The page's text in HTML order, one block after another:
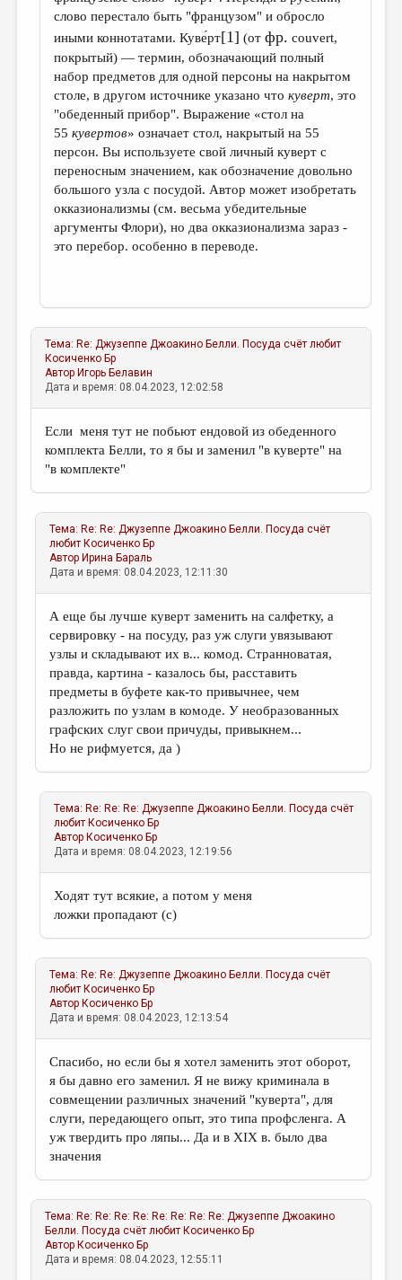
слово перестало быть "французом" и обросло
иными коннотатами. Куве́рт[1] (отфр. couvert,
покрытый) — термин, обозначающий полный
набор предметов для одной персоны на накрытом
столе, в другом источнике указано чтокуверт, это
"обеденный прибор". Выражение «стол на
55кувертов» означает стол, накрытый на 55
персон. Вы используете свой личный куверт с
переносным значением, как обозначение довольно
большого узла с посудой. Автор может изобретать
окказионализмы (см. весьма убедительные
аргументы Флори), но два окказионализма зараз -
это перебор. особенно в переводе.
Тема:Re: Джузеппе Джоакино Белли. Посуда счёт любит
Косиченко Бр
АвторИгорь Белавин
Дата и время: 08.04.2023, 12:02:58
Если меня тут не побьют ендовой из обеденного
комплекта Белли, то я бы и заменил "в куверте" на
"в комплекте"
Тема:Re: Re: Джузеппе Джоакино Белли. Посуда счёт
любит Косиченко Бр
АвторИрина Бараль
Дата и время: 08.04.2023, 12:11:30
А еще бы лучше куверт заменить на салфетку, а
сервировку - на посуду, раз уж слуги увязывают
узлы и складывают их в... комод. Странноватая,
правда, картина - казалось бы, расставить
предметы в буфете как-то привычнее, чем
разложить по узлам в комоде. У необразованных
графских слуг свои причуды, привыкнем...
Но не рифмуется, да )
Тема:Re: Re: Re: Джузеппе Джоакино Белли. Посуда счёт
любит Косиченко Бр
АвторКосиченко Бр
Дата и время: 08.04.2023, 12:19:56
Ходят тут всякие, а потом у меня
ложки пропадают (с)
Тема:Re: Re: Джузеппе Джоакино Белли. Посуда счёт
любит Косиченко Бр
АвторКосиченко Бр
Дата и время: 08.04.2023, 12:13:54
Спасибо, но если бы я хотел заменить этот оборот,
я бы давно его заменил. Я не вижу криминала в
совмещении различных значений "куверта", для
слуги, передающего опыт, это типа профсленга. А
уж твердить про ляпы... Да и в XIX в. было два
значения
Тема:Re: Re: Re: Re: Re: Re: Re: Re: Джузеппе Джоакино
Белли. Посуда счёт любит Косиченко Бр
АвторКосиченко Бр
Дата и время: 08.04.2023, 12:55:11